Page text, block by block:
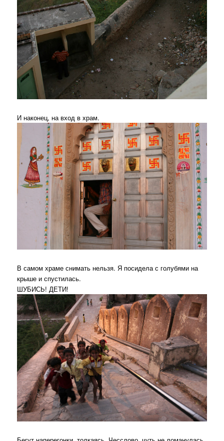
И наконец, на вход в храм.
В самом храме снимать нельзя. Я посидела с голубями на
крыше и спустилась.
ШУБИСЬ! ДЕТИ!